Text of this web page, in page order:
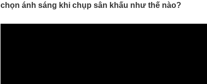
chọn ánh sáng khi chụp sân khấu như thế nào?